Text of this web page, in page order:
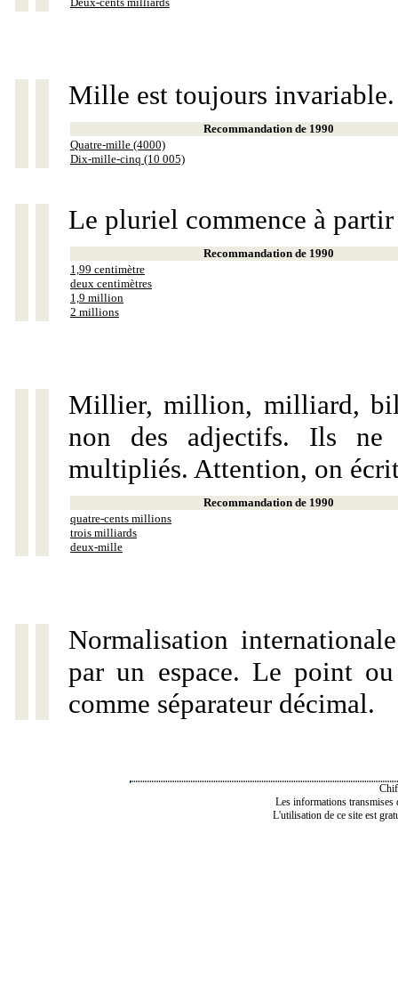
Mille est toujours invariable.
Recommandation de 1990
Quatre-mille (4000)
Dix-mille-cinq (10 005)
Le pluriel commence à
Recommandation de 1990
1,99 centimètre
deux centimètres
1,9 million
2 millions
Millier, million, milliard,
non des adjectifs. Ils ne
multipliés. Attention, on
Recommandation de 1990
quatre-cents millions
trois milliards
deux-mille
Normalisation
par un espace. Le point
comme séparateur décimal.
Les informations transmises
L'utilisation de ce site est